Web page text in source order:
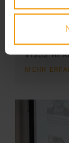
VISUS
MEHR